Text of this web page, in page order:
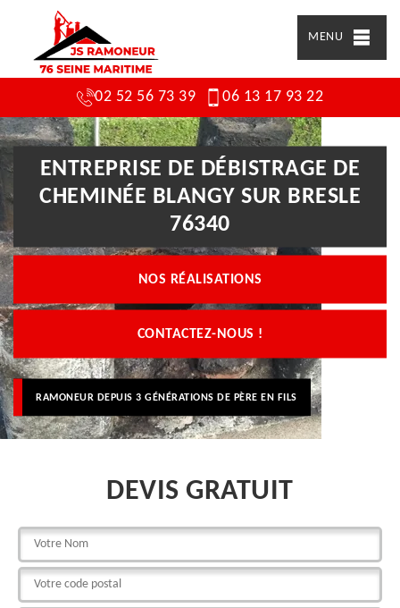
MENU
02 52 56 73 39 06 13 17 93 22
ENTREPRISE DE DÉBISTRAGE DE
CHEMINÉE BLANGY SUR BRESLE
76340
NOS RÉALISATIONS
CONTACTEZ-NOUS !
RAMONEUR DEPUIS 3 GÉNÉRATIONS DE PÈRE EN FILS
DEVIS GRATUIT